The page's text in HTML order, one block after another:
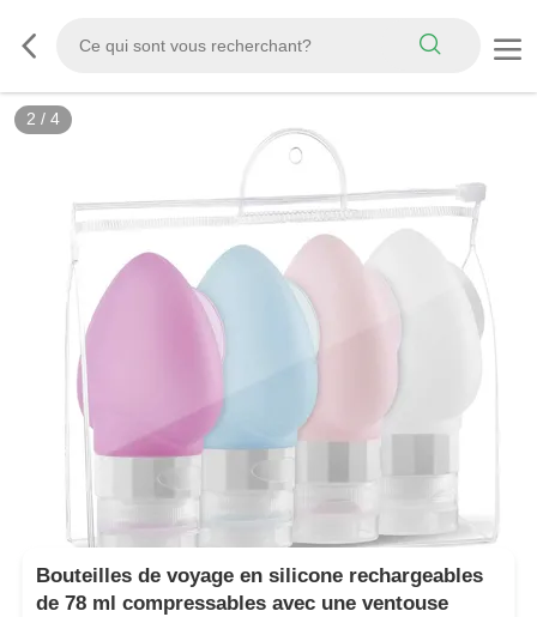
3 / 4
Bouteilles de voyage en silicone rechargeables
de 78 ml compressables avec une ventouse